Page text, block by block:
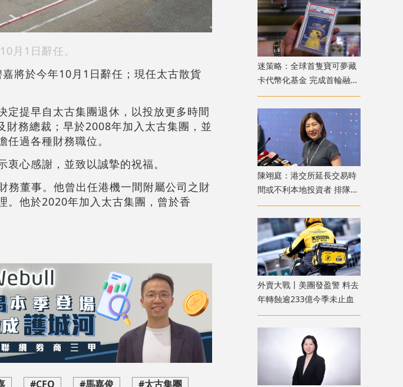
月1日辭任。
將於今年10月1日辭任；現任太古散貨
定提早自太古集團退休，以投放更多時間
務總裁；早於2008年加入太古集團，並
過各種財務職位。
心感謝，並致以誠摯的祝福。
務董事。他曾出任港機一間附屬公司之財
。他於2020年加入太古集團，曾於香
#CFO #馬嘉俊
#太古集團
迷策略：全球首隻寶可夢藏
卡代幣化基金 完成首輪融資
兼獲超購
陳翊庭：港交所延長交易時
間或不利本地投資者 排隊上
市公司數量創新高
外賣大戰丨美團發盈警 料去
年轉蝕逾233億今季未止血